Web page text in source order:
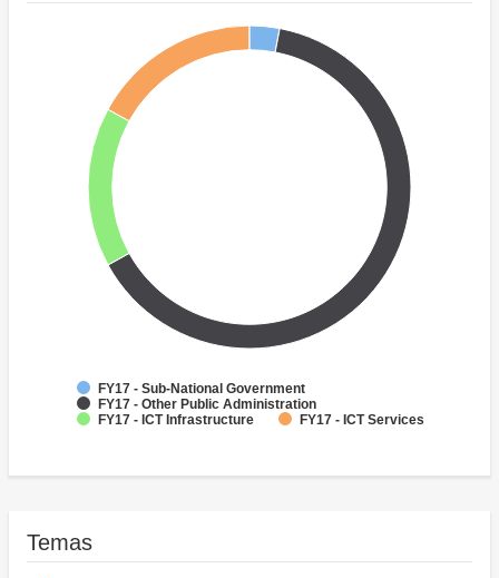
FY17 - Sub-National Government
FY17 - Other Public Administration
FY17 - ICT Infrastructure
FY17 - ICT Services
Temas